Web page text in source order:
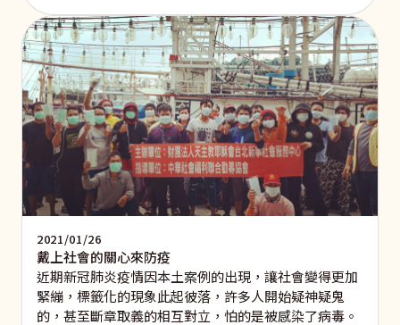
2021/01/26
戴上社會的關心來防疫
近期新冠肺炎疫情因本土案例的出現，讓社會變得更加
緊繃，標籤化的現象此起彼落，許多人開始疑神疑鬼
的，甚至斷章取義的相互對立，怕的是被感染了病毒。